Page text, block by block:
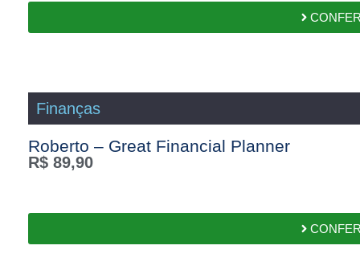
Finanças
Roberto – Great Financial Planner
R$89,90